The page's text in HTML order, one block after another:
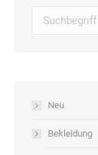
Neu
Bekleidung